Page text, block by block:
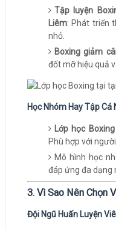
Tập luyện
Liêm: Phát triển
nhỏ.
Boxing giảm
đốt mỡ hiệu quả
Học Nhóm Hay Tập Cá
Lớp học
Phù hợp với
Mô hình học
đáp ứng đa dạng
3. Vì Sao Nên Chọn
Đội Ngũ Huấn Luyện